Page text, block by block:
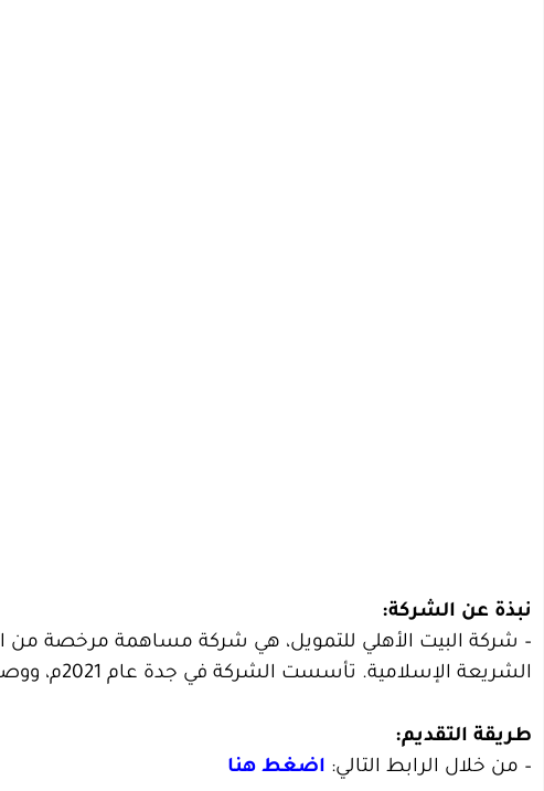
نبذة عن الشركة:
– شركة البيت الأهلي للتمويل، هي شركة مساهمة مرخصة من
الشريعة الإسلامية. تأسست الشركة في جدة عام 2021م، ووصل رأس مالها حالياً إلى 300 مليون ريال سعودي.
طريقة التقديم:
– من خلال الرابط التالي: اضغط هنا